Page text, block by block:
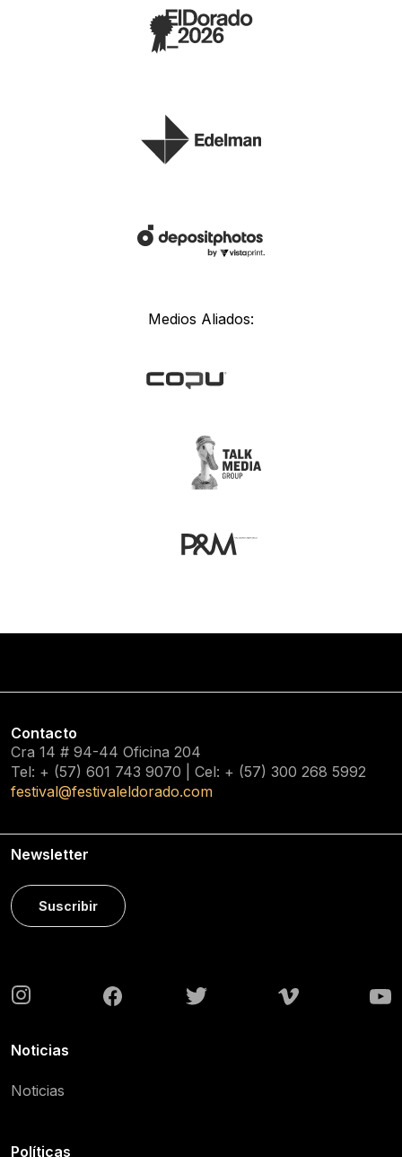
Medios Aliados:
Contacto
Cra 14 # 94-44 Oficina 204
Tel: + (57) 601 743 9070 | Cel: + (57) 300 268 5992
festival@festivaleldorado.com
Newsletter
Suscribir
Noticias
Noticias
Políticas